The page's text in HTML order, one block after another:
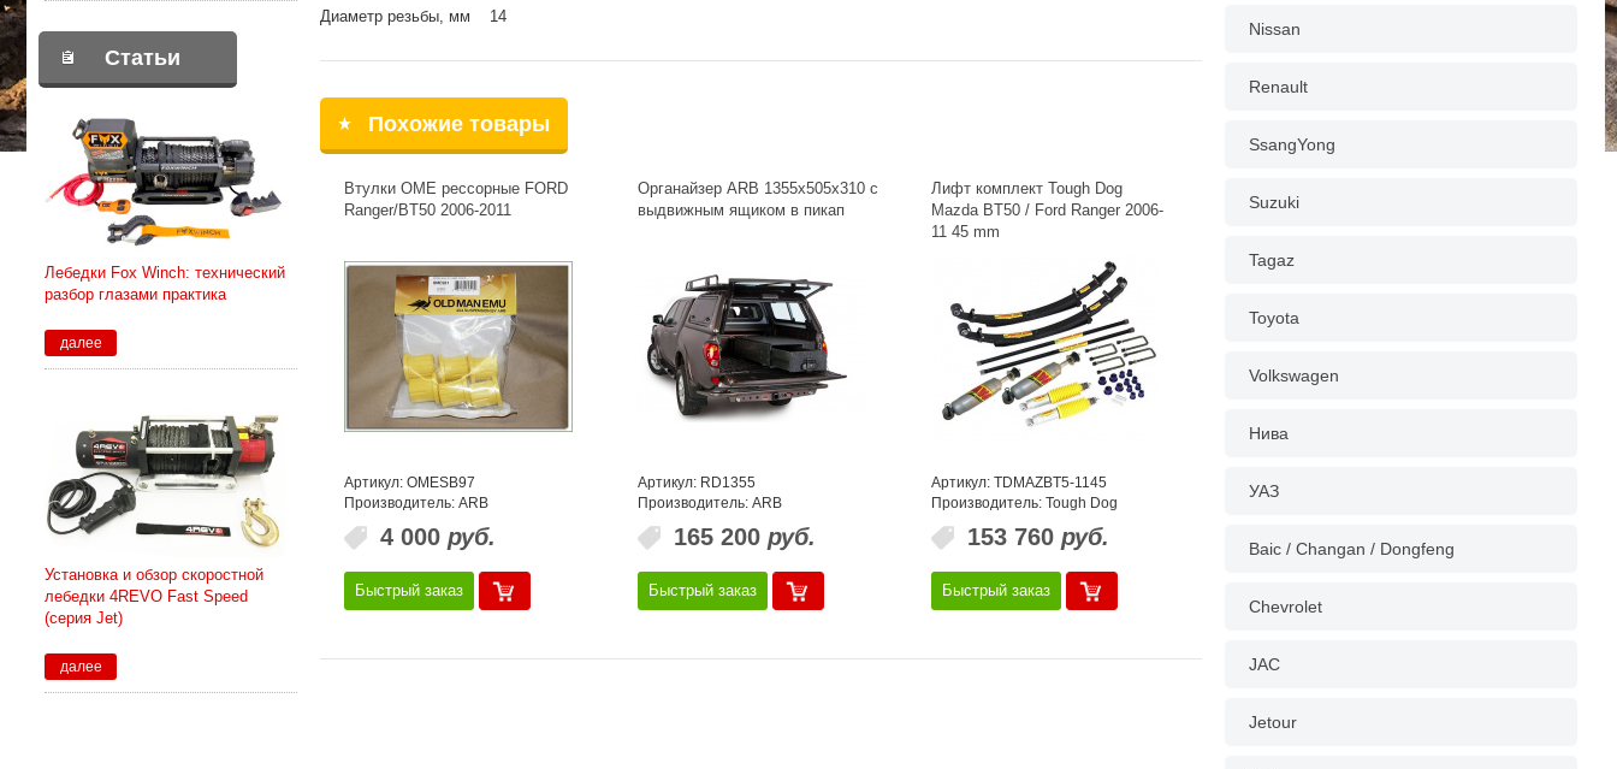
Статьи
Лебедки Fox Winch: технический
разбор глазами практика
далее
Установка и обзор скоростной
лебедки 4REVO Fast Speed
(серия Jet)
далее
Диаметр резьбы, мм 14
Похожие товары
Втулки OME рессорные FORD
Ranger/BT50 2006-2011
Артикул: OMESB97
Производитель: ARB
4 000 руб.
Быстрый заказ
Органайзер ARB 1355x505х310 с
выдвижным ящиком в пикап
Артикул: RD1355
Производитель: ARB
165 200 руб.
Быстрый заказ
Лифт комплект Tough Dog
Mazda BT50 / Ford Ranger 2006-
11 45 mm
Артикул: TDMAZBT5-1145
Производитель: Tough Dog
153 760 руб.
Быстрый заказ
Nissan
Renault
SsangYong
Suzuki
Tagaz
Toyota
Volkswagen
Нива
УАЗ
Baic / Changan / Dongfeng
Chevrolet
JAC
Jetour